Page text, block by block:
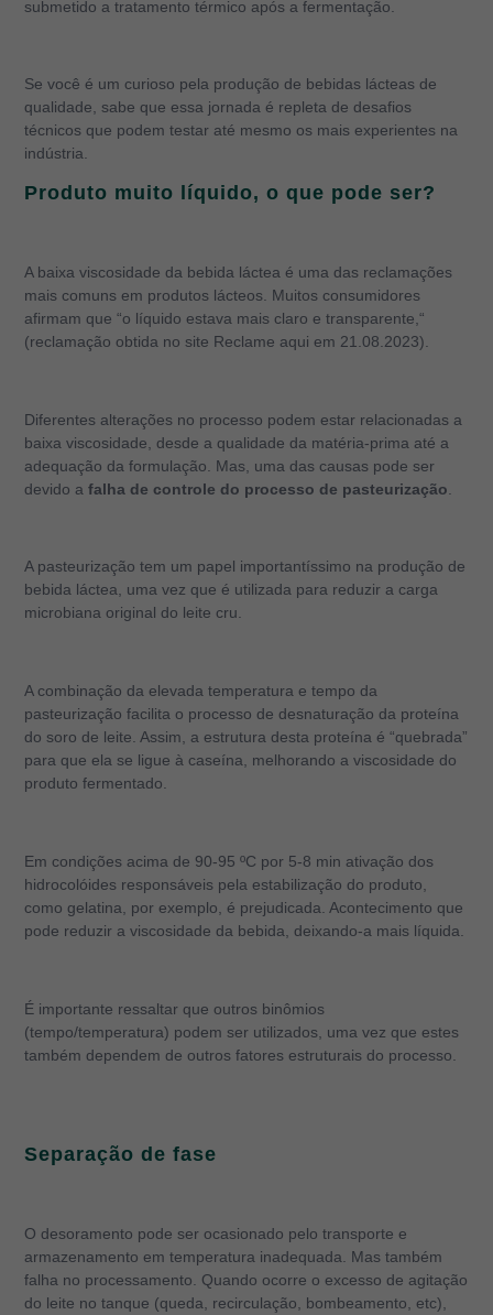
submetido a tratamento térmico após a fermentação.
Se você é um curioso pela produção de bebidas lácteas de
qualidade, sabe que essa jornada é repleta de desafios
técnicos que podem testar até mesmo os mais experientes na
indústria.
Produto muito líquido, o que pode ser?
A baixa viscosidade da bebida láctea é uma das reclamações
mais comuns em produtos lácteos. Muitos consumidores
afirmam que “o líquido estava mais claro e transparente,“
(reclamação obtida no site Reclame aqui em 21.08.2023).
Diferentes alterações no processo podem estar relacionadas a
baixa viscosidade, desde a qualidade da matéria-prima até a
adequação da formulação. Mas, uma das causas pode ser
devido afalha de controle do processo de pasteurização
A pasteurização tem um papel importantíssimo na produção de
bebida láctea, uma vez que é utilizada para reduzir a carga
microbiana original do leite cru.
A combinação da elevada temperatura e tempo da
pasteurização facilita o processo de desnaturação da proteína
do soro de leite. Assim, a estrutura desta proteína é “quebrada”
para que ela se ligue à caseína, melhorando a viscosidade do
produto fermentado.
Em condições acima de 90-95 ºC por 5-8 min ativação dos
hidrocolóides responsáveis pela estabilização do produto,
como gelatina, por exemplo, é prejudicada. Acontecimento que
pode reduzir a viscosidade da bebida, deixando-a mais líquida.
É importante ressaltar que outros binômios
(tempo/temperatura) podem ser utilizados, uma vez que estes
também dependem de outros fatores estruturais do processo.
Separação de fase
O desoramento pode ser ocasionado pelo transporte e
armazenamento em temperatura inadequada. Mas também
falha no processamento. Quando ocorre o excesso de agitação
do leite no tanque (queda, recirculação, bombeamento, etc),